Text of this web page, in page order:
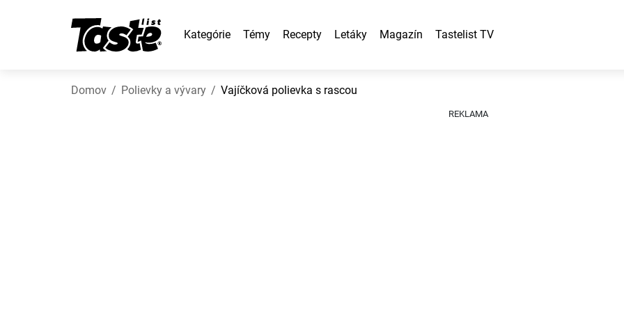
Kategórie Témy Recepty Letáky Magazín Tastelist TV
Domov Polievky a vývary Vajíčková polievka s rascou
REKLAMA